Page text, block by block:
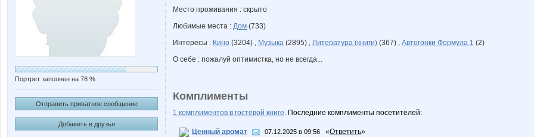
Портрет заполнен на 78 %
Отправить приватное сообщение
Добавить в друзья
Место проживания : скрыто
Любимые места : Дом (733)
Интересы : Кино (3204) , Музыка (2895) , Литература (книги) (367) , Автогонки Формула 1 (2)
О себе : пожалуй оптимистка, но не всегда...
Комплименты
1 комплиментов в гостевой книге. Последние комплименты посетителей:
Ценный аромат 07.12.2025 в 09:56 «Ответить»